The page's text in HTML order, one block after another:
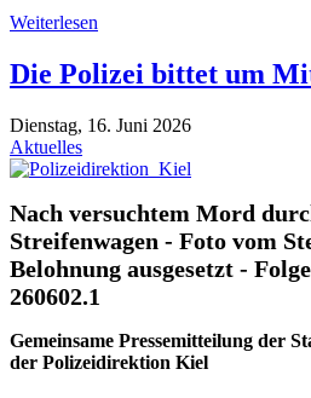
Weiterlesen
Die Polizei bittet um
Dienstag, 16. Juni 2026
Aktuelles
Nach versuchtem Mord
Streifenwagen - Foto vom
Belohnung ausgesetzt -
260602.1
Gemeinsame Pressemitteilung der
der Polizeidirektion Kiel